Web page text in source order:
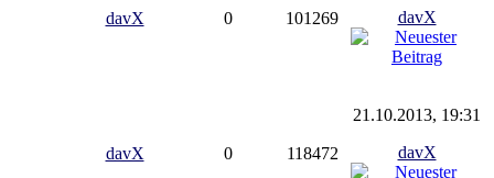
davX 0 101269
davX
davX 0 118472
21.10.2013, 19:31
davX